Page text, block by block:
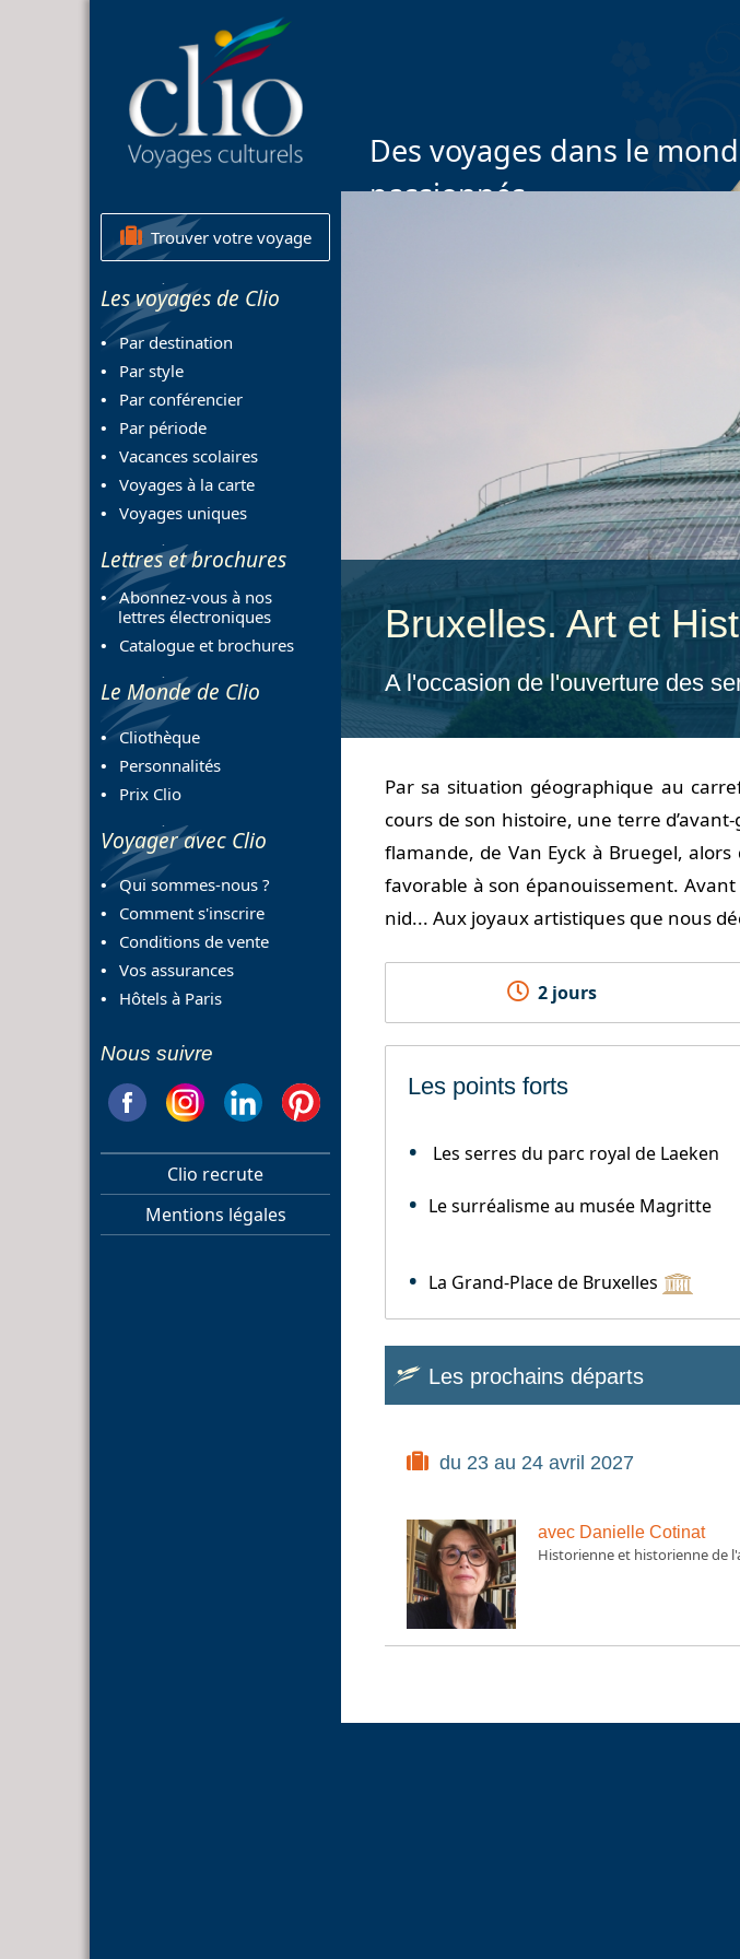
Des voyages dans le
passionnés
Trouver votre voyage
Les voyages de Clio
Par destination
Par style
Par conférencier
Par période
Vacances scolaires
Voyages à la carte
Voyages uniques
Lettres et brochures
Abonnez-vous à nos
lettres électroniques
Catalogue et brochures
Le Monde de Clio
Cliothèque
Personnalités
Prix Clio
Voyager avec Clio
Qui sommes-nous ?
Comment s'inscrire
Conditions de vente
Vos assurances
Hôtels à Paris
Nous suivre
Clio recrute
Mentions légales
Bruxelles. Art et
A l'occasion de l'ouverture des
Par sa situation géographique au
cours de son histoire, une terre
flamande, de Van Eyck à Bruegel,
favorable à son épanouissement.
nid... Aux joyaux artistiques que nous
2 jours
Les points forts
Les serres du parc royal de Laeken
Le surréalisme au musée Magritte
La Grand-Place de Bruxelles
Les prochains départs
du 23 au 24 avril 2027
avec Danielle Cotinat
Historienne et historienne de